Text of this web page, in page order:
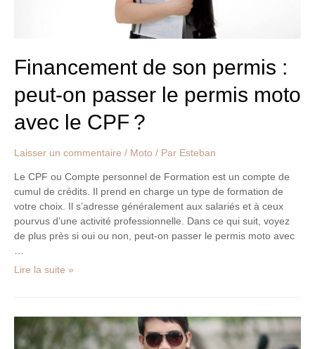
Financement de son permis :
peut-on passer le permis moto
avec le CPF ?
Laisser un commentaire / Moto / Par Esteban
Le CPF ou Compte personnel de Formation est un compte de
cumul de crédits. Il prend en charge un type de formation de
votre choix. Il s’adresse généralement aux salariés et à ceux
pourvus d’une activité professionnelle. Dans ce qui suit, voyez
de plus près si oui ou non, peut-on passer le permis moto avec
CPF ?
Lire la suite »
Comment
conduire